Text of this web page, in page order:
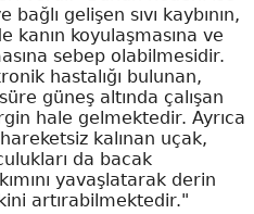
gelişen sıvı kaybının,
kanın koyulaşmasına ve
sebep olabilmesidir.
hastalığı bulunan,
güneş altında çalışan
hale gelmektedir. Ayrıca
kalınan uçak,
da bacak
yavaşlatarak derin
artırabilmektedir."